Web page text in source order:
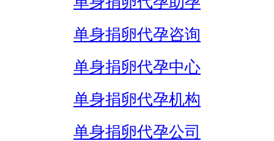
单身捐卵代孕咨询
单身捐卵代孕中心
单身捐卵代孕机构
单身捐卵代孕公司